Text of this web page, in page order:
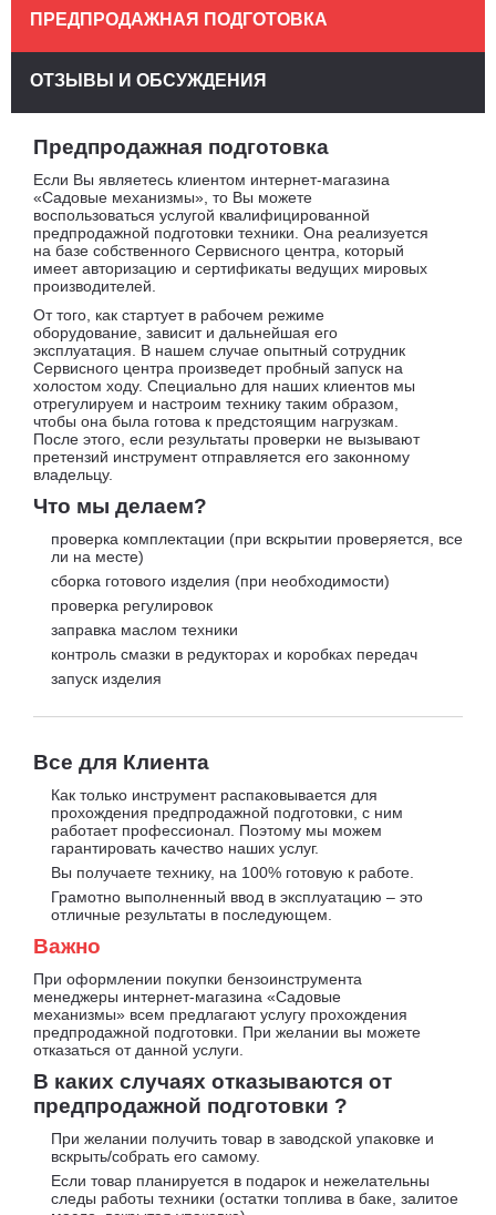
Предпродажная подготовка
Если Вы являетесь клиентом интернет-магазина
«Садовые механизмы», то Вы можете
воспользоваться услугой квалифицированной
предпродажной подготовки техники. Она реализуется
на базе собственного Сервисного центра, который
имеет авторизацию и сертификаты ведущих мировых
производителей.
От того, как стартует в рабочем режиме
оборудование, зависит и дальнейшая его
эксплуатация. В нашем случае опытный сотрудник
Сервисного центра произведет пробный запуск на
холостом ходу. Специально для наших клиентов мы
отрегулируем и настроим технику таким образом,
чтобы она была готова к предстоящим нагрузкам.
После этого, если результаты проверки не вызывают
претензий инструмент отправляется его законному
владельцу.
Что мы делаем?
проверка комплектации (при вскрытии проверяется, все
ли на месте)
сборка готового изделия (при необходимости)
проверка регулировок
заправка маслом техники
контроль смазки в редукторах и коробках передач
запуск изделия
Все для Клиента
Как только инструмент распаковывается для
прохождения предпродажной подготовки, с ним
работает профессионал. Поэтому мы можем
гарантировать качество наших услуг.
Вы получаете технику, на 100% готовую к работе.
Грамотно выполненный ввод в эксплуатацию – это
отличные результаты в последующем.
Важно
При оформлении покупки бензоинструмента
менеджеры интернет-магазина «Садовые
механизмы» всем предлагают услугу прохождения
предпродажной подготовки. При желании вы можете
отказаться от данной услуги.
В каких случаях отказываются от
предпродажной подготовки ?
При желании получить товар в заводской упаковке и
вскрыть/собрать его самому.
Если товар планируется в подарок и нежелательны
следы работы техники (остатки топлива в баке, залитое
ПРЕДПРОДАЖНАЯ ПОДГОТОВКА
ОТЗЫВЫ И ОБСУЖДЕНИЯ